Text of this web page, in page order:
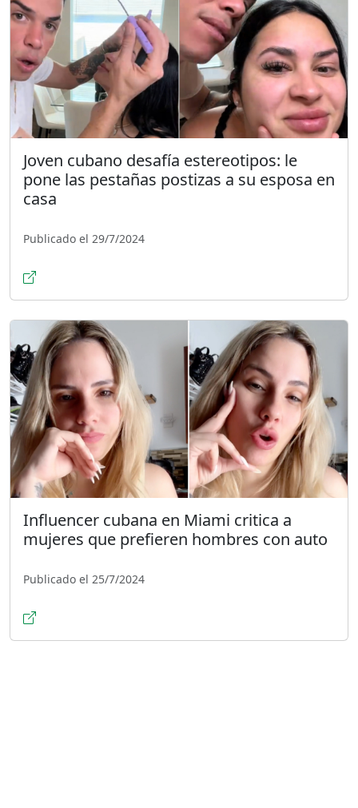
Joven cubano desafía estereotipos: le
pone las pestañas postizas a su esposa en
casa
Publicado el 29/7/2024
Influencer cubana en Miami critica a
mujeres que prefieren hombres con auto
Publicado el 25/7/2024